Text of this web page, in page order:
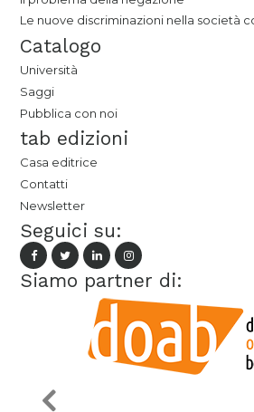
Le nuove discriminazioni nella società
Catalogo
Università
Saggi
Pubblica con noi
tab edizioni
Casa editrice
Contatti
Newsletter
Seguici su:
Siamo partner di: